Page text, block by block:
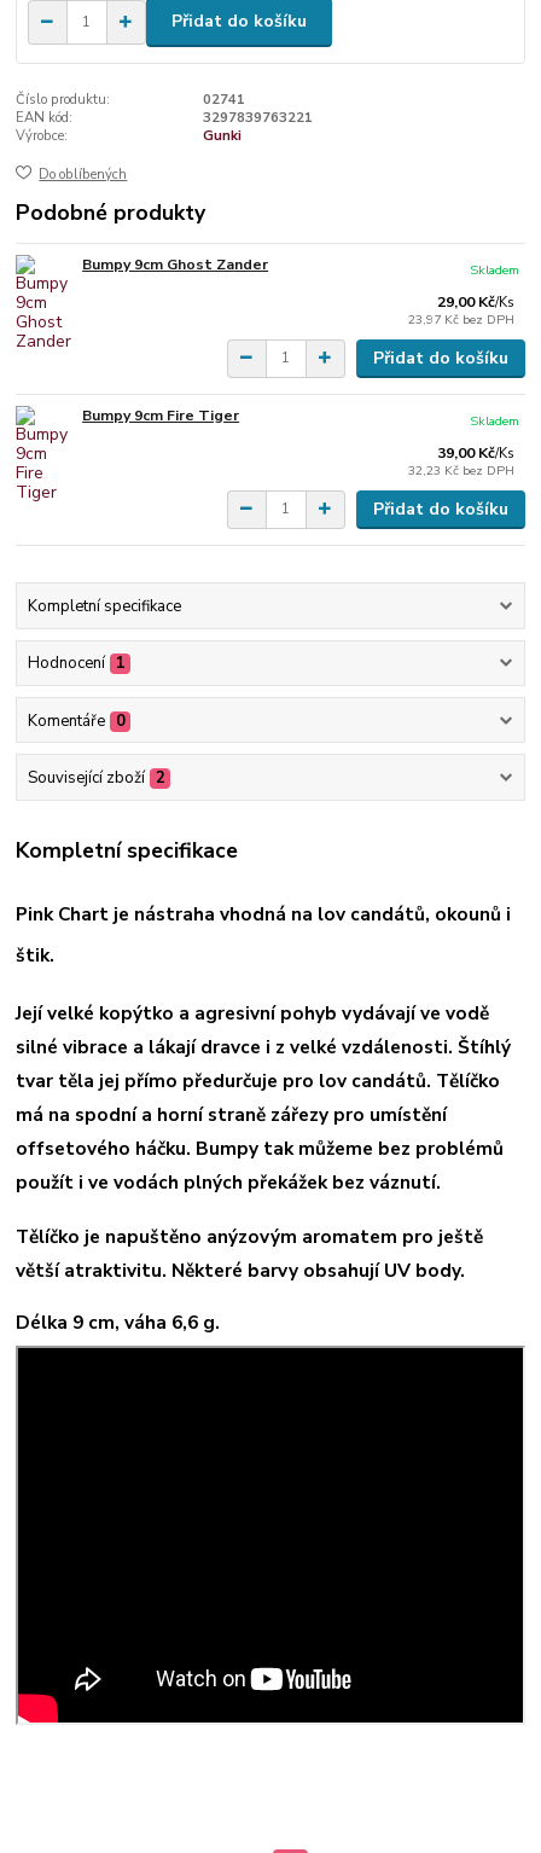
Přidat do košíku
Číslo produktu:
02741
EAN kód:
3297839763221
Výrobce:
Gunki
Do oblíbených
Podobné produkty
Bumpy 9cm Ghost Zander
29,00 Kč/Ks
23,97 Kč bez DPH
Skladem
Přidat do košíku
Bumpy 9cm Fire Tiger
39,00 Kč/Ks
32,23 Kč bez DPH
Skladem
Přidat do košíku
Kompletní specifikace
Hodnocení 1
Komentáře 0
Související zboží 2
Kompletní specifikace
Pink Chart je nástraha vhodná na lov candátů, okounů i
štik.
Její velké kopýtko a agresivní pohyb vydávají ve vodě
silné vibrace a lákají dravce i z velké vzdálenosti. Štíhlý
tvar těla jej přímo předurčuje pro lov candátů. Tělíčko
má na spodní a horní straně zářezy pro umístění
offsetového háčku. Bumpy tak můžeme bez problémů
použít i ve vodách plných překážek bez váznutí.
Tělíčko je napuštěno anýzovým aromatem pro ještě
větší atraktivitu. Některé barvy obsahují UV body.
Délka 9 cm, váha 6,6 g.